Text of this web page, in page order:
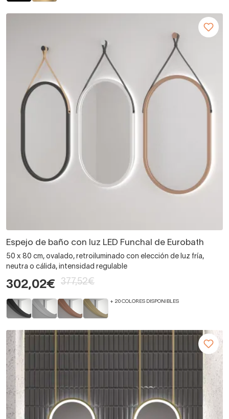
Espejo de baño con luz LED Funchal de Eurobath
50 x 80 cm, ovalado, retroiluminado con elección de luz fría,
neutra o cálida, intensidad regulable
302,02€ 377,52€
+ 20 COLORES DISPONIBLES